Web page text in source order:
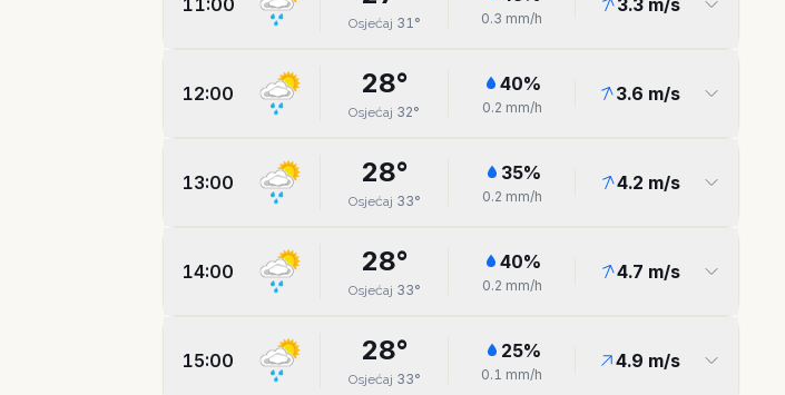
11:00
Osjećaj 31° 0.3 mm/h
3.3m/s
12:00 28°
Osjećaj 32°
40%
0.2 mm/h
3.6 m/s
13:00 28°
Osjećaj 33°
35%
0.2 mm/h
4.2 m/s
14:00 28°
Osjećaj 33°
40%
0.2 mm/h
4.7 m/s
15:00 28°
Osjećaj 33°
25%
0.1 mm/h
4.9 m/s